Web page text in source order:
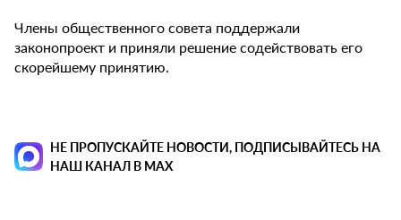
Члены общественного совета поддержали
законопроект и приняли решение содействовать его
скорейшему принятию.
НЕ ПРОПУСКАЙТЕ НОВОСТИ, ПОДПИСЫВАЙТЕСЬ НА
НАШ КАНАЛ В MAX